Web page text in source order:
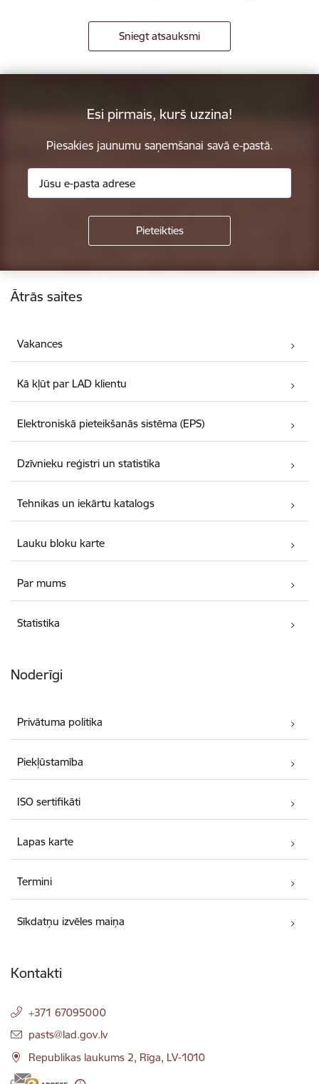
Sniegt atsauksmi
Esi pirmais, kurš uzzina!
Piesakies jaunumu saņemšanai savā e-pastā.
Kājene
Ātrās saites
Vakances
Kā kļūt par LAD klientu
Elektroniskā pieteikšanās sistēma (EPS)
Dzīvnieku reģistri un statistika
Tehnikas un iekārtu katalogs
Lauku bloku karte
Par mums
Statistika
Noderīgi
Privātuma politika
Piekļūstamība
ISO sertifikāti
Lapas karte
Termini
Sīkdatņu izvēles maiņa
Kontakti
+371 67095000
E-pasts:
pasts@lad.gov.lv
Republikas laukums 2, Rīga, LV-1010